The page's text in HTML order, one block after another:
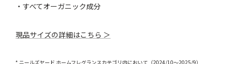
・すべてオーガニック成分
現品サイズの詳細はこちら ＞
* ニールズヤード ホームフレグランスカテゴリ内において（2024/10～2025/9）